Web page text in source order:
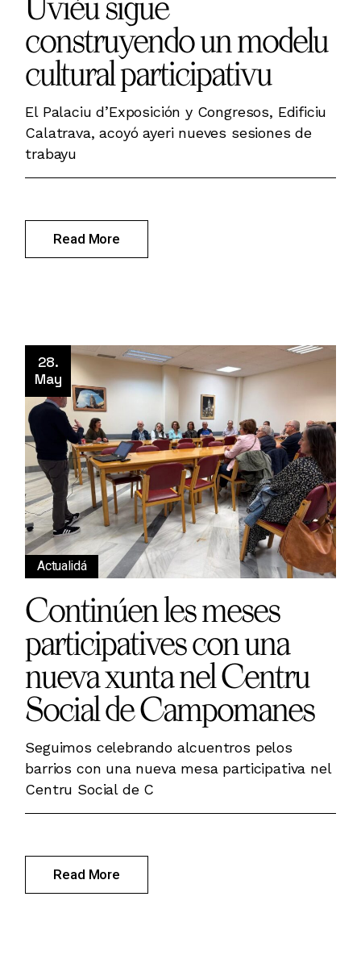
construyendo un modelu
cultural participativu
El Palaciu d’Exposición y Congresos, Edificiu
Calatrava, acoyó ayeri nueves sesiones de
trabayu
Read More
28.
May
Actualidá
Continúen les meses
participatives con una
nueva xunta nel Centru
Social de Campomanes
Seguimos celebrando alcuentros pelos
barrios con una nueva mesa participativa nel
Centru Social de C
Read More